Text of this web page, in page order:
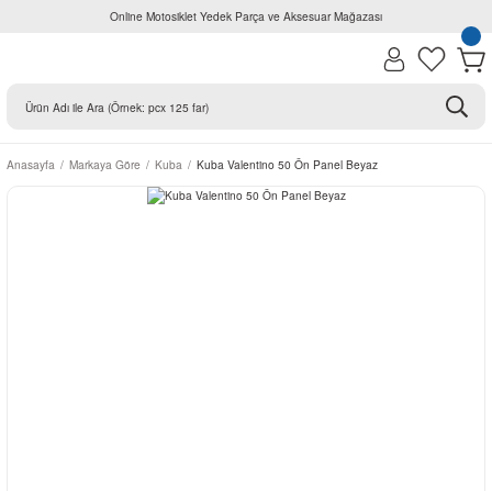
Online Motosiklet Yedek Parça ve Aksesuar Mağazası
Anasayfa Markaya Göre Kuba Kuba Valentino 50 Ön Panel Beyaz